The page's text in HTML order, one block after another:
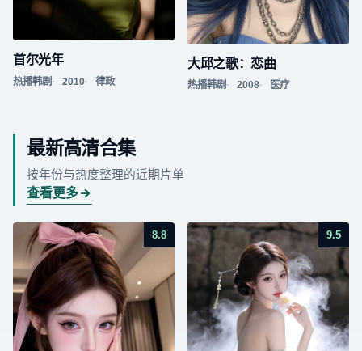
首尔光年
热播韩剧 2010 律政
大邱之歌：恋曲
热播韩剧 2008 医疗
最新高清合集
按年份与热度整理的近期片单
查看更多
8.8 9.5